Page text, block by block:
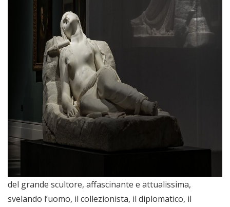
del grande scultore, affascinante e attualissima,
svelando l’uomo, il collezionista, il diplomatico, il